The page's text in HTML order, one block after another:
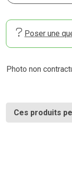
Poser une
Photo non
Ces produits